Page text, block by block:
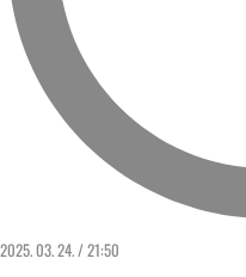
2025. 03. 24. / 21:50